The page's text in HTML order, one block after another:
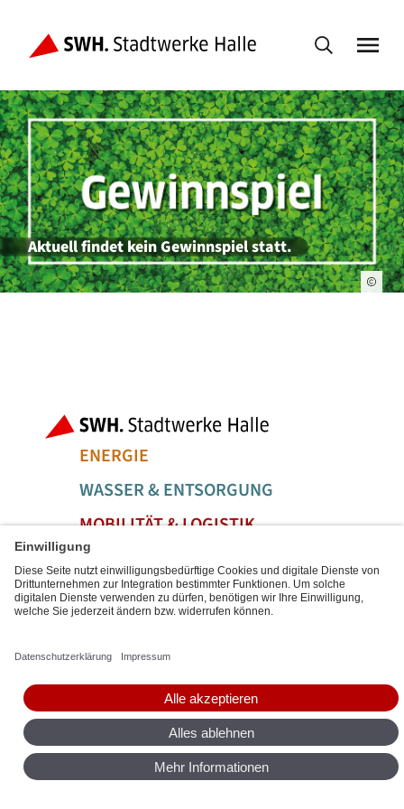
Aktuell findet kein Gewinnspiel statt.
Bereiche der
ENERGIE
WASSER & ENTSORGUNG
MOBILITÄT & LOGISTIK
SERVICE & FREIZEIT
Service Links
BARRIEREFREIHEIT DATENSCHUTZ
IMPRESSUM SITEMAP
DIGITALE DIENSTE